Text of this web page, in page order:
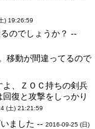
) 19:26:59
のでしょうか？ --
移動が間違ってるので
、ＺＯＣ持ちの剣兵
復と攻撃をしっかり
(土) 21:21:59
いました --2016-09-25 (日)